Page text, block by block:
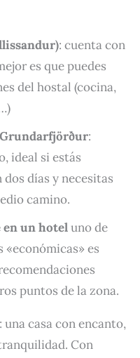
: cuenta con
es que puedes
del hostal (cocina,
:
ideal si estás
días y necesitas
camino.
en un hoteluno de
«económicas» es
puntos de la zona.
: una casa con encanto,
Con